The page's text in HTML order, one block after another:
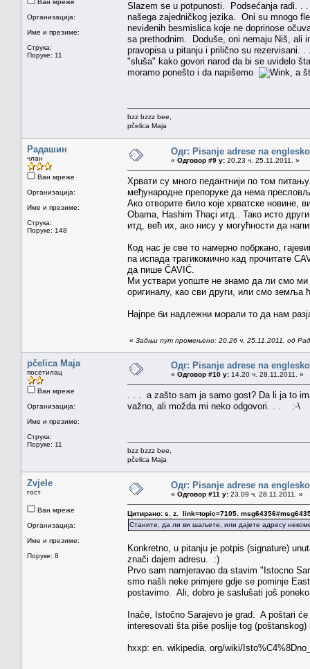
Ван мреже
Организација:
Име и презиме:
Струка:
Поруке: 11
Slazem se u potpunosti. Podsećanja radi.
našega zajedničkog jezika. Oni su mnogo
neviđenih besmislica koje ne doprinose
sa prethodnim. Doduše, oni nemaju Niš, ali
pravopisa u pitanju i prilično su rezervisani.
"sluša" kako govori narod da bi se uvidelo
moramo ponešto i da napišemo
, a
bzz bzzz bee,
pčelica Maja
Радашин
члан
Ван мреже
Организација:
Име и презиме:
Струка:
Поруке: 148
Одг: Pisanje adrese na
« Одговор #9 у: 20.23 ч. 25.11.2011. »
Хрвати су много педантнији по том
међународне препоруке да нема
Ако отворите било које хрватске новине,
Obama, Hashim Thaçi итд.. Тако исто
итд, већ их, ако нису у могућности да
Код нас је све то намерно побркано,
па испада трагикомично кад прочитате
да пише ČAVIĆ.
Ми уствари уопште не знамо да ли смо
оригиналу, као сви други, или смо земља
Најпре би надлежни морали то да нам
« Задњи пут промењено: 20.26 ч. 25.11.2011. од
pčelica Maja
посетилац
Ван мреже
Организација:
Име и презиме:
Струка:
Поруке: 11
Одг: Pisanje adrese na
« Одговор #10 у: 14.20 ч. 28.11.2011. »
. . . a zašto sam ja samo gost? Da li ja to
važno, ali možda mi neko odgovori. . . :-\
bzz bzzz bee,
pčelica Maja
Zvjele
гост
Ван мреже
Организација:
Име и презиме:
Поруке: 8
Одг: Pisanje adrese na
« Одговор #11 у: 23.09 ч. 28.11.2011. »
Цитирано: s. z. link=topic=7105.
Станите, да ли ви шаљете, или дајете адресу
Konkretno, u pitanju je potpis (signature)
znači dajem adresu. :)
Prvo sam namjeravao da stavim "Istocno
smo našli neke primjere gdje se pominje
postavimo. Ali, dobro je saslušati još
Inače, Istočno Sarajevo je grad. A poštari
interesovati šta piše poslije tog (poštanskog)
hxxp: en. wikipedia. org/wiki/